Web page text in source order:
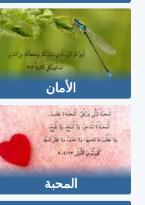
الأمان
المحبة